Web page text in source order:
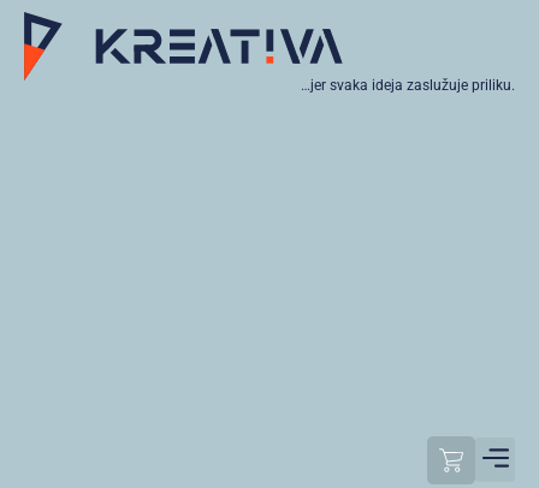
…jer svaka ideja zaslužuje priliku.